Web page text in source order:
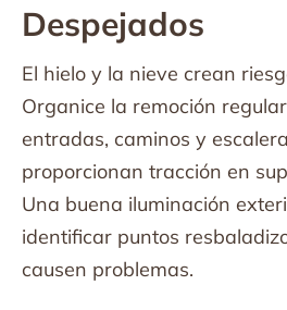
Despejados
El hielo y la nieve crean
Organice la remoción
entradas, caminos y
proporcionan tracción en
Una buena iluminación
identificar puntos
causen problemas.